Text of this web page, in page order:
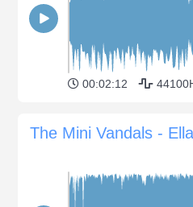
00:02:12
The Mini Vandals -